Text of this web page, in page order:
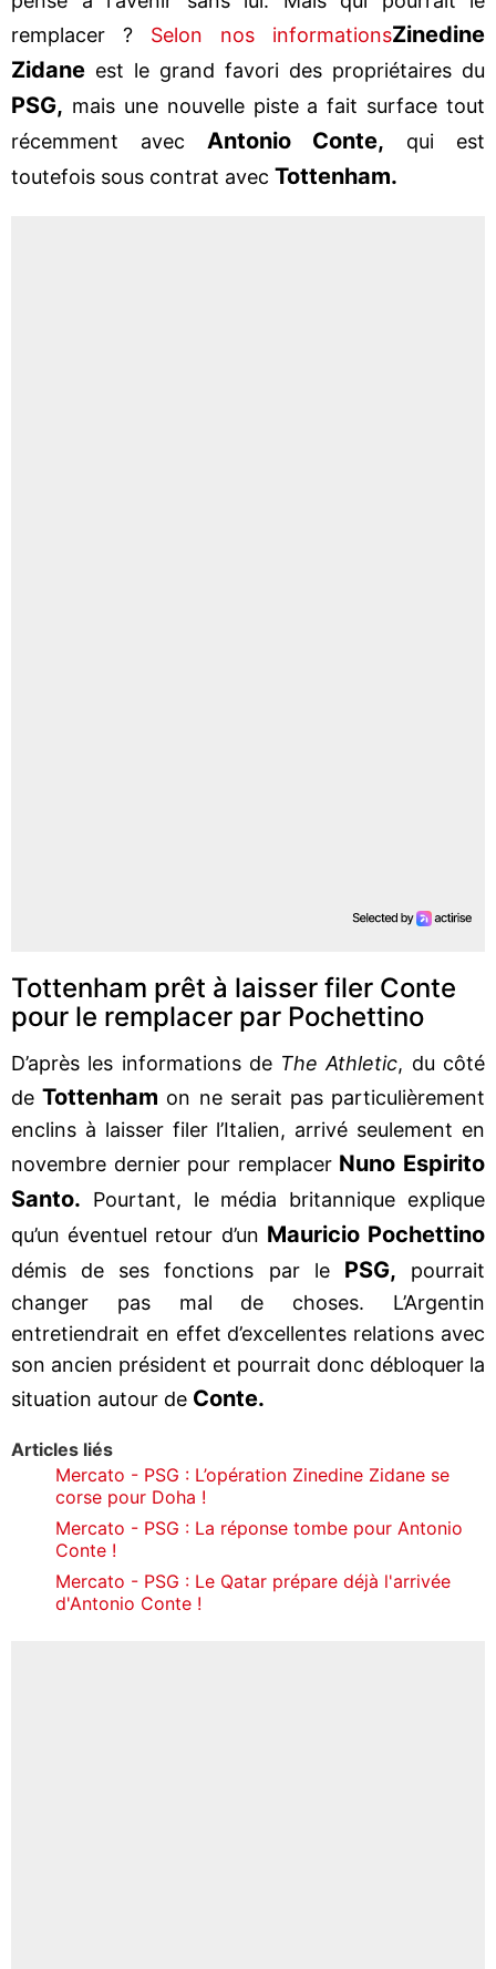
remplacer ? Selon nos informationsZinedine
Zidane est le grand favori des propriétaires du
PSG, mais une nouvelle piste a fait surface tout
récemment avec Antonio Conte, qui est
toutefois sous contrat avec Tottenham.
Tottenham prêt à laisser filer Conte
pour le remplacer par Pochettino
D’après les informations de The Athletic, du côté
deTottenham on ne serait pas particulièrement
enclins à laisser filer l’Italien, arrivé seulement en
novembre dernier pour remplacer Nuno Espirito
Santo. Pourtant, le média britannique explique
qu’un éventuel retour d’un Mauricio Pochettino
démis de ses fonctions par le PSG, pourrait
changer pas mal de choses. L’Argentin
entretiendrait en effet d’excellentes relations avec
son ancien président et pourrait donc débloquer la
situation autour de Conte.
Articles liés
Mercato - PSG : L’opération Zinedine Zidane se
corse pour Doha !
Mercato - PSG : La réponse tombe pour Antonio
Conte !
Mercato - PSG : Le Qatar prépare déjà l'arrivée
d'Antonio Conte !